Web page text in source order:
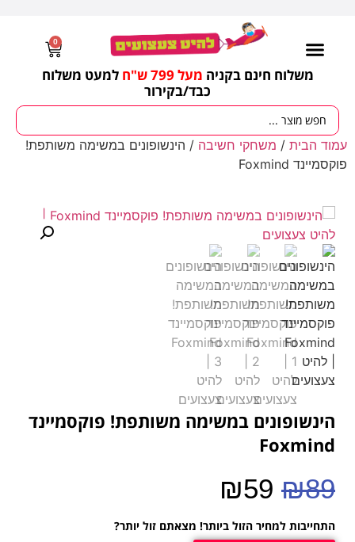
משלוח חינם בקניה מעל 799 ש"ח
למעט משלוח
כבד/בקירור
0
עמוד הבית / משחקי חשיבה / הינשופונים במשימה משותפת!
פוקסמיינד Foxmind
הינשופונים במשימה משותפת! פוקסמיינד
Foxmind
₪89
₪59
התחייבות למחיר הזול ביותר! מצאתם זול יותר?